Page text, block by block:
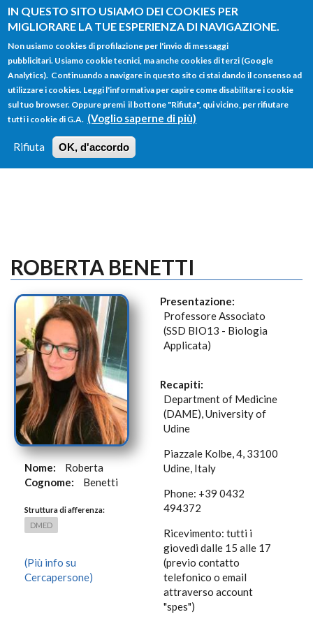
IN QUESTO SITO USIAMO DEI COOKIES PER
MIGLIORARE LA TUE ESPERIENZA DI NAVIGAZIONE.
Non usiamo cookies di profilazione per l'invio di messaggi
pubblicitari. Usiamo cookie tecnici, ma anche cookies di terzi (Google
Analytics). Continuando a navigare in questo sito ci stai dando il consenso ad
utilizzare i cookies. Leggi l'informativa per capire come disabilitare i cookie
sul tuo browser. Oppure premi il bottone "Rifiuta", qui vicino, per rifiutare
tutti i cookie di G.A. (Voglio saperne di più)
Rifiuta OK, d'accordo
Salta al contenuto principale
FORM
DI
RICERCA
Main menu
HOME TUTTI I PROFILI
LOGIN
ROBERTA BENETTI
Nome:
Roberta
Cognome:
Benetti
Struttura di afferenza:
DMED
(Più info su
Cercapersone)
Presentazione:
Professore Associato
(SSD BIO13 - Biologia
Applicata)
Recapiti:
Department of Medicine
(DAME), University of
Udine
Piazzale Kolbe, 4, 33100
Udine, Italy
Phone: +39 0432
494372
Ricevimento: tutti i
giovedi dalle 15 alle 17
(previo contatto
telefonico o email
attraverso account
"spes")